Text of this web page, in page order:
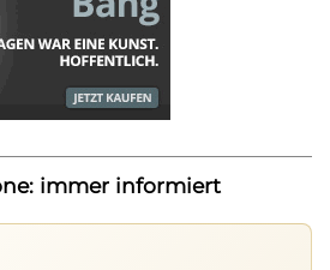
immer informiert